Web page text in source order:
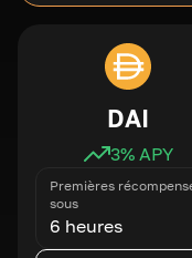
DAI
3% APY
Premières
sous
6 heures